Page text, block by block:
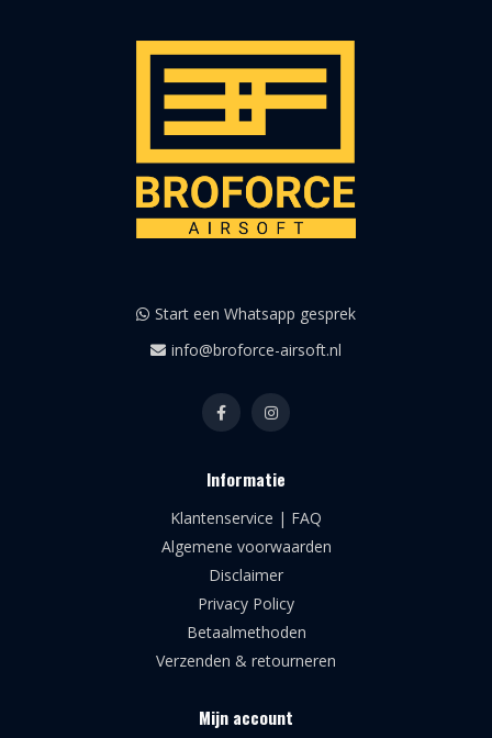
Start een Whatsapp gesprek
info@broforce-airsoft.nl
Informatie
Klantenservice | FAQ
Algemene voorwaarden
Disclaimer
Privacy Policy
Betaalmethoden
Verzenden & retourneren
Mijn account